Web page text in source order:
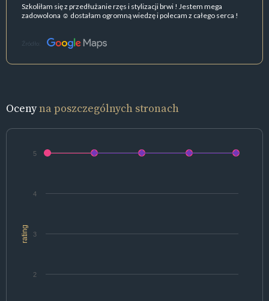
Szkoliłam się z przedłużanie rzęs i stylizacji brwi ! Jestem mega
zadowolona ☺️ dostałam ogromną wiedzę i polecam z całego serca !
Źródło:
Ocenyna poszczególnych stronach
rating
2
3
4
5